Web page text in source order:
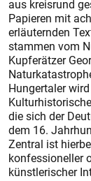
aus kreisrund
Papieren mit
erläuternden
stammen vom
Kupferätzer
Hungertaler
die sich der
dem 16.
Zentral ist
konfessioneller
künstlerischer